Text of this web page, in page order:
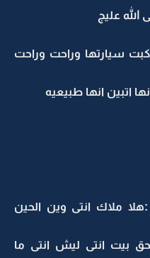
عليج
سيارتها وراحت وراحت
اتبين انها طبيعيه
ملاك انتى وين الحين
بيت انتى ليش انتى ما